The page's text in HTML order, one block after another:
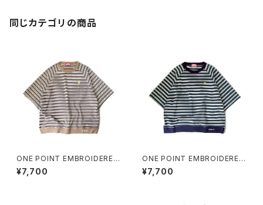
同じカテゴリの商品
ONE POINT EMBROIDERED
“beer” MULTI BORDER HS
¥7,700
ONE POINT EMBROIDERED
“beer” MULTI BORDER HS
¥7,700